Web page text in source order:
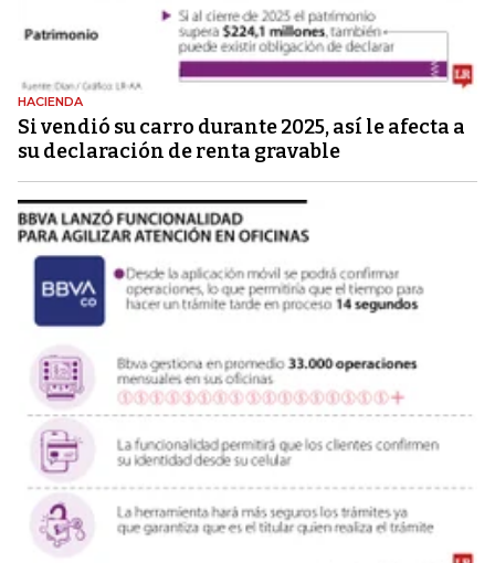
HACIENDA
Si vendió su carro durante 2025, así le afecta a
su declaración de renta gravable